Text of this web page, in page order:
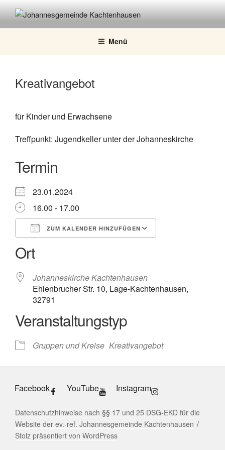
Inhalt
springenJOHANNESGEMEINDE
KACHTENHAUSEN
Menü
Kreativangebot
für Kinder und Erwachsene
Treffpunkt: Jugendkeller unter der Johanneskirche
Termin
23.01.2024
16.00 - 17.00
ZUM KALENDER HINZUFÜGEN
ICS herunterladen
Ort
Johanneskirche Kachtenhausen
Ehlenbrucher Str. 10, Lage-Kachtenhausen,
32791
Veranstaltungstyp
Gruppen und Kreise Kreativangebot
Facebook YouTube Instagram
Datenschutzhinweise nach §§ 17 und 25 DSG-EKD für die
Website der ev.-ref. Johannesgemeinde Kachtenhausen
Stolz präsentiert von WordPress